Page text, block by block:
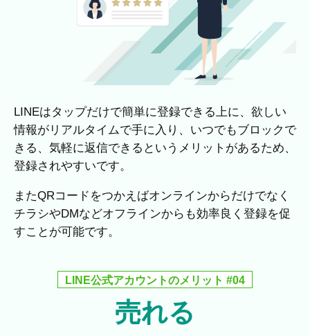
LINEはタップだけで簡単に登録できる上に、欲しい
情報がリアルタイムで手に入り、いつでもブロックで
きる、気軽に返信できるというメリットがあるため、
登録されやすいです。
またQRコードをつかえばオンラインからだけでなく
チラシやDMなどオフラインからも効率良く登録を促
すことが可能です。
LINE公式アカウントのメリット #04
売れる